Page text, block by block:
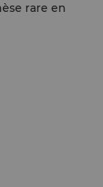
rare en